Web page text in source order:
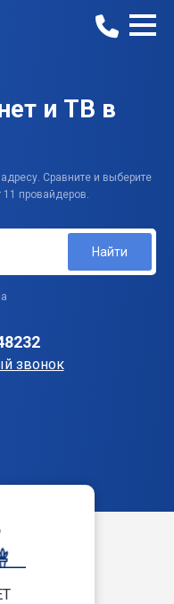
и ТВ в
Сравните и выберите
провайдеров.
Найти
звонок